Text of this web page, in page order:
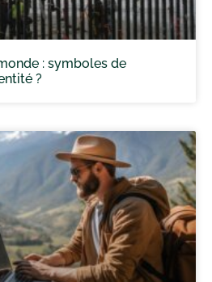
: symboles de
?